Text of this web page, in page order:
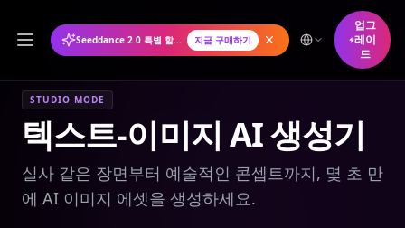
Seeddance 2.0 특별 할인: 연간 플랜 50% 할인 지금 구매하기
업그
레이
드
STUDIO MODE
텍스트-이미지 AI 생성기
실사 같은 장면부터 예술적인 콘셉트까지, 몇 초 만
에 AI 이미지 에셋을 생성하세요.